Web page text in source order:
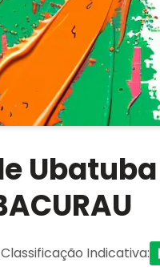
Ubatuba
Classificação Indicativa: